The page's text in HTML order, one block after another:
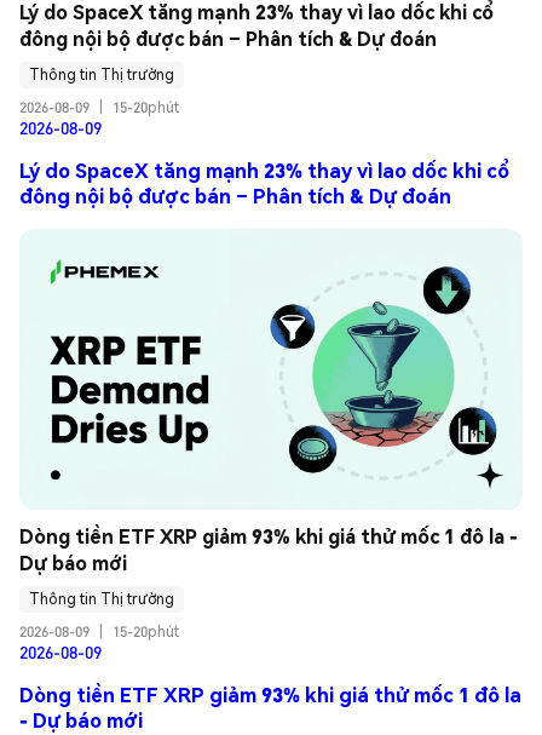
Lý do SpaceX tăng mạnh 23% thay vì lao dốc khi cổ
đông nội bộ được bán – Phân tích & Dự đoán
Thông tin Thị trường
2026-08-09
15-20phút
2026-08-09
Lý do SpaceX tăng mạnh 23% thay vì lao dốc khi cổ
đông nội bộ được bán – Phân tích & Dự đoán
Dòng tiền ETF XRP giảm 93% khi giá thử mốc 1 đô la -
Dự báo mới
Thông tin Thị trường
2026-08-09
15-20phút
2026-08-09
Dòng tiền ETF XRP giảm 93% khi giá thử mốc 1 đô la
- Dự báo mới